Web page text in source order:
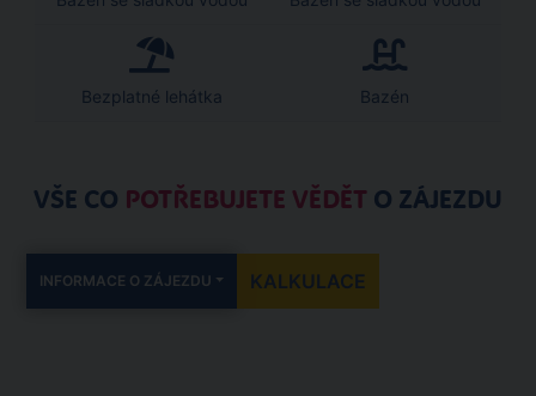
Bezplatné lehátka Bazén
VŠE CO POTŘEBUJETE VĚDĚT O ZÁJEZDU
INFORMACE O ZÁJEZDU KALKULACE